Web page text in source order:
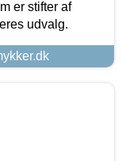
er stifter af
udvalg.